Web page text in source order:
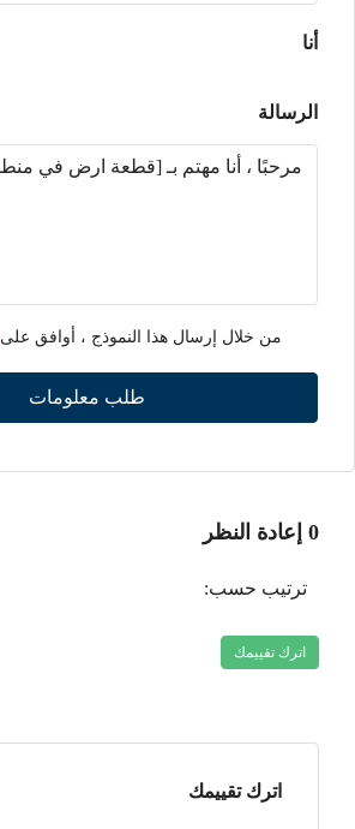
أنا
الرسالة
من خلال إرسال هذا النموذج ، أوافق على
طلب معلومات
0 إعادة النظر
ترتيب حسب:
اترك تقييمك
اترك تقييمك